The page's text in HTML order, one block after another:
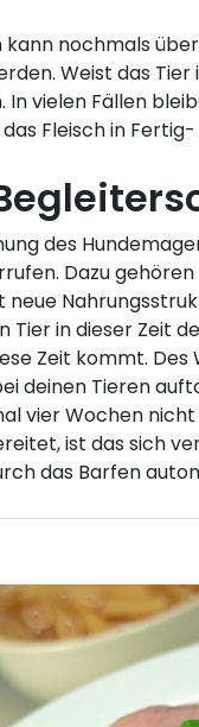
kann nochmals
Weist das
vielen Fällen
Fleisch in
des
Dazu
Tier in dieser Zeit
Zeit kommt.
deinen Tieren
vier Wochen
ist das sich
das Barfen